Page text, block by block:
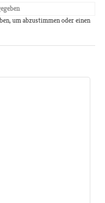
um abzustimmen oder einen